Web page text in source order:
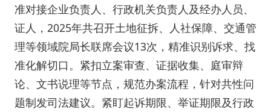
准对接企业负责人、行政机关负责人及经办人员、
证人，2025年共召开土地征拆、人社保障、交通管
理等领域院局长联席会议13次，精准识别诉求、找
准化解切口。紧扣立案审查、证据收集、庭审辩
论、文书说理等节点，规范办案流程，针对共性问
题制发司法建议。紧盯起诉期限、举证期限及行政